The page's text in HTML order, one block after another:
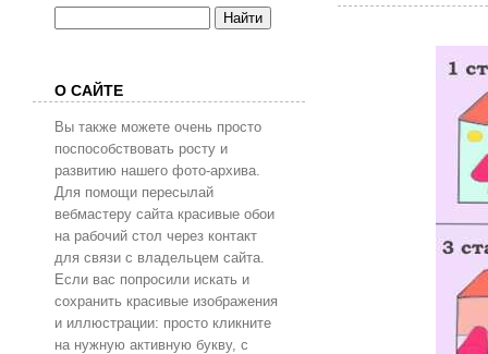
О САЙТЕ
Вы также можете очень просто
поспособствовать росту и
развитию нашего фото-архива.
Для помощи пересылай
вебмастеру сайта красивые обои
на рабочий стол через контакт
для связи с владельцем сайта.
Если вас попросили искать и
сохранить красивые изображения
и иллюстрации: просто кликните
на нужную активную букву, с